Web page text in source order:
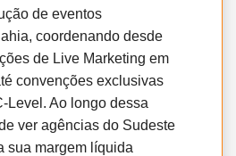
de eventos
coordenando desde
de Live Marketing em
convenções exclusivas
Level. Ao longo dessa
ver agências do Sudeste
sua margem líquida